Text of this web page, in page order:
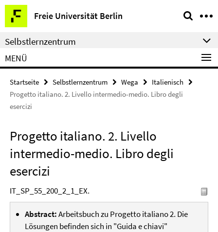
Springe
direkt
zu
Inhalt
Freie Universität Berlin
Service-
Navigation
Selbstlernzentrum
MENÜ
Startseite Selbstlernzentrum Wega
Italienisch
Progetto italiano. 2. Livello intermedio-medio. Libro degli
esercizi
Progetto italiano. 2. Livello
intermedio-medio. Libro degli
esercizi
IT_SP_55_200_2_1_EX.
Abstract:Arbeitsbuch zu Progetto italiano 2. Die
Lösungen befinden sich in "Guida e chiavi"